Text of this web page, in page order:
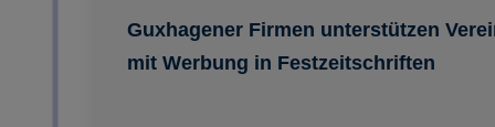
Guxhagener Firmen unterstützen
mit Werbung in Festzeitschriften